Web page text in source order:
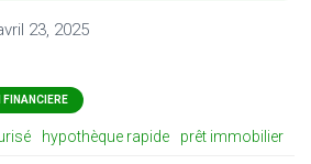
23, 2025
FINANCIERE
hypothèque rapide prêt immobilier